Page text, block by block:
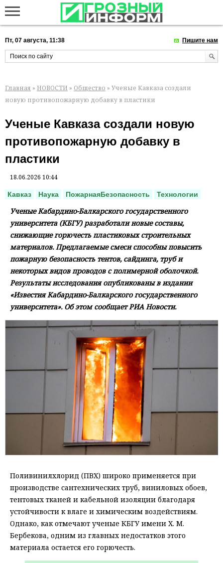
Пт, 07 августа, 11:38 Пишите нам
Главная » НОВОСТИ » Общество » Ученые Кавказа создали
новую противопожарную добавку в пластики
Ученые Кавказа создали новую
противопожарную добавку в
пластики
18.06.2026 10:44
Кавказ Наука ПожарнаяБезопасность Технологии
Ученые Кабардино-Балкарского государственного
университета (КБГУ) разработали новые составы,
снижающие горючесть пластиковых строительных
материалов. Предлагаемые смеси способны повысить
пожарную безопасность тентов, сайдинга, труб и
некоторых видов проводов с полимерной оболочкой.
Результаты исследования опубликованы в издании
«Известия Кабардино-Балкарского государственного
университета». Об этом сообщает РИА Новости.
Поливинилхлорид (ПВХ) широко применяется при
производстве сантехнических труб, виниловых обоев,
тентовых тканей и кабельной изоляции благодаря
устойчивости к влаге и химическим воздействиям.
Однако, как отмечают ученые КБГУ имени Х. М.
Бербекова, одним из главных недостатков этого
материала остается его горючесть.